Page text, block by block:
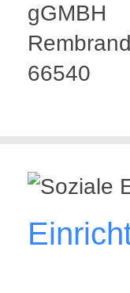
gGMBH
66540